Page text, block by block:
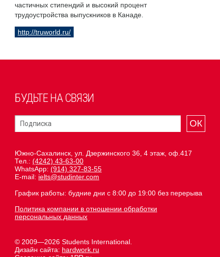
частичных стипендий и высокий процент
трудоустройства выпускников в Канаде.
http://truworld.ru/
БУДЬТЕ НА СВЯЗИ
ОК
Южно-Сахалинск, ул. Дзержинского 36, 4 этаж, оф.417
Тел.: (4242) 43-63-00
WhatsApp: (914) 327-83-55
E-mail: ielts@studinter.com
График работы: будние дни с 8:00 до 19:00 без перерыва
Политика компании в отношении обработки
персональных данных
© 2009—2026 Students International.
Дизайн сайта: hardwork.ru